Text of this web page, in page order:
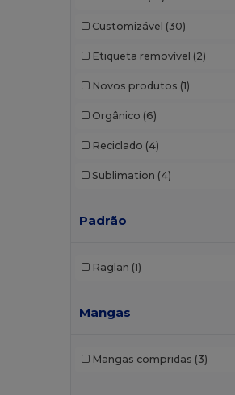
Customizável (30)
Etiqueta removível (2)
Novos produtos (1)
Orgânico (6)
Reciclado (4)
Sublimation (4)
Padrão
Raglan (1)
Mangas
Mangas compridas (3)